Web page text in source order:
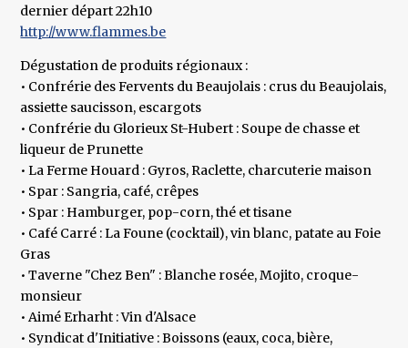
dernier départ 22h10
http://www.flammes.be
Dégustation de produits régionaux :
• Confrérie des Fervents du Beaujolais : crus du Beaujolais,
assiette saucisson, escargots
• Confrérie du Glorieux St-Hubert : Soupe de chasse et
liqueur de Prunette
• La Ferme Houard : Gyros, Raclette, charcuterie maison
• Spar : Sangria, café, crêpes
• Spar : Hamburger, pop-corn, thé et tisane
• Café Carré : La Foune (cocktail), vin blanc, patate au Foie
Gras
• Taverne "Chez Ben" : Blanche rosée, Mojito, croque-
monsieur
• Aimé Erharht : Vin d'Alsace
• Syndicat d'Initiative : Boissons (eaux, coca, bière,